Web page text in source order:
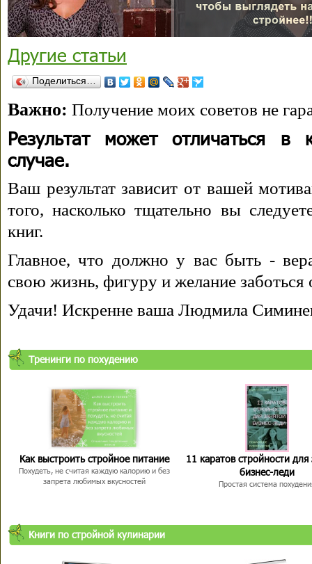
Другие статьи
Поделиться…
Важно: Получение моих советов не
Результат может отличаться в
случае.
Ваш результат зависит от вашей
того, насколько тщательно вы
книг.
Главное, что должно у вас быть -
свою жизнь, фигуру и желание заботься
Удачи! Искренне ваша Людмила
Тренинги по похудению
Как выстроить стройное питание
Похудеть, не считая каждую калорию и без
запрета любимых вкусностей
11 каратов стройности для
бизнес-леди
Простая система
Книги по стройной кулинарии